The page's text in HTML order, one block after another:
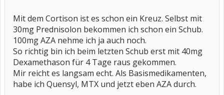
Mit dem Cortison ist es schon ein Kreuz. Selbst mit
30mg Prednisolon bekommen ich schon ein Schub.
100mg AZA nehme ich ja auch noch.
So richtig bin ich beim letzten Schub erst mit 40mg
Dexamethason für 4 Tage raus gekommen.
Mir reicht es langsam echt. Als Basismedikamenten,
habe ich Quensyl, MTX und jetzt eben AZA durch.